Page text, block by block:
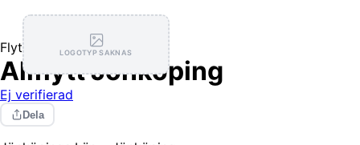
LOGOTYP SAKNAS
Flytthjälp
Allflytt Jönköping
Ej verifierad
Dela